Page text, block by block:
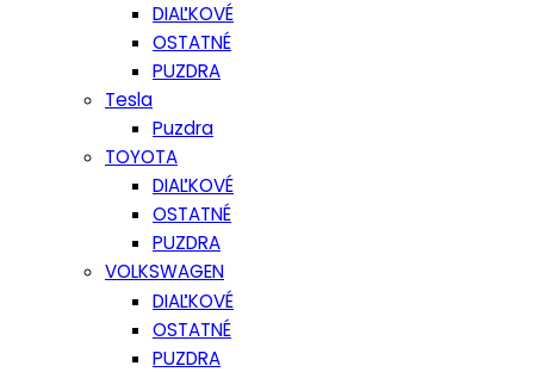
DIAĽKOVÉ
OSTATNÉ
PUZDRA
Tesla
Puzdra
TOYOTA
DIAĽKOVÉ
OSTATNÉ
PUZDRA
VOLKSWAGEN
DIAĽKOVÉ
OSTATNÉ
PUZDRA